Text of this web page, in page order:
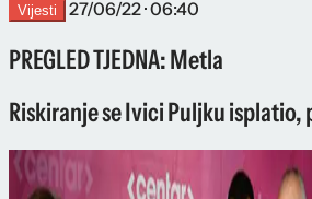
Vijesti 27/06/22 · 06:40
PREGLED TJEDNA: Metla
Riskiranje se Ivici Puljku isplatio,